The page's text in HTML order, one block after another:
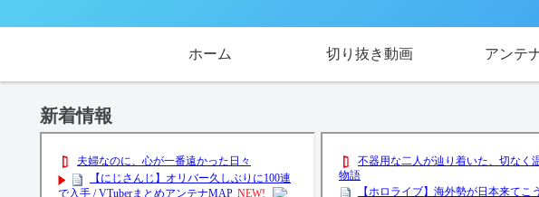
ホーム 切り抜き動画 アンテ
新着情報